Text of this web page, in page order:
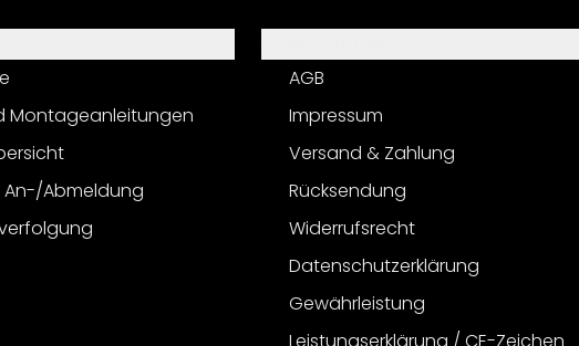
Montageanleitungen
An-/Abmeldung
AGB
Impressum
Versand & Zahlung
Rücksendung
Widerrufsrecht
Datenschutzerklärung
Gewährleistung